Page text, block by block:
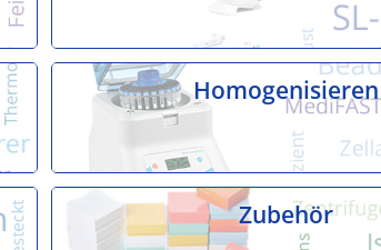
Homogenisieren
Zubehör